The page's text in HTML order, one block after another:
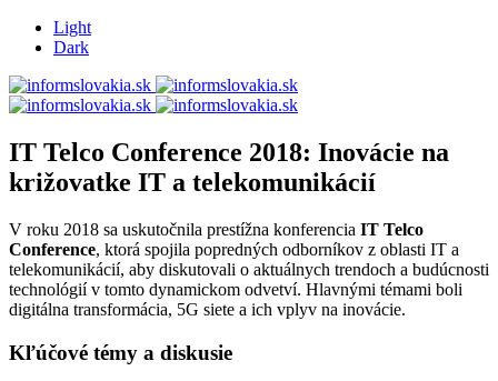
Light
Dark
IT Telco Conference 2018: Inovácie na
križovatke IT a telekomunikácií
V roku 2018 sa uskutočnila prestížna konferencia IT Telco
Conference, ktorá spojila popredných odborníkov z oblasti IT a
telekomunikácií, aby diskutovali o aktuálnych trendoch a budúcnosti
technológií v tomto dynamickom odvetví. Hlavnými témami boli
digitálna transformácia, 5G siete a ich vplyv na inovácie.
Kľúčové témy a diskusie